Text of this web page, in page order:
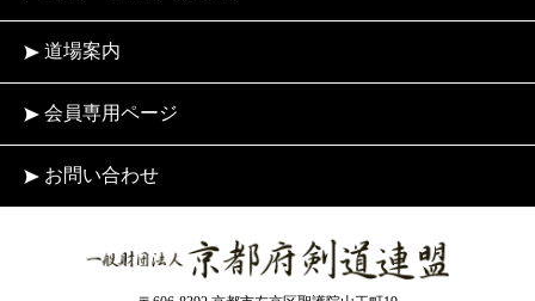
道場案内
会員専用ページ
お問い合わせ